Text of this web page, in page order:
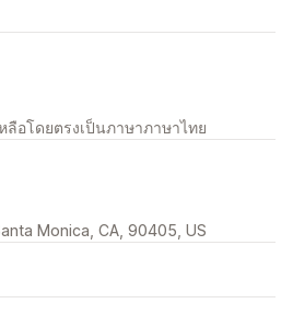
อโดยตรงเป็นภาษาภาษาไทย
Monica, CA, 90405, US